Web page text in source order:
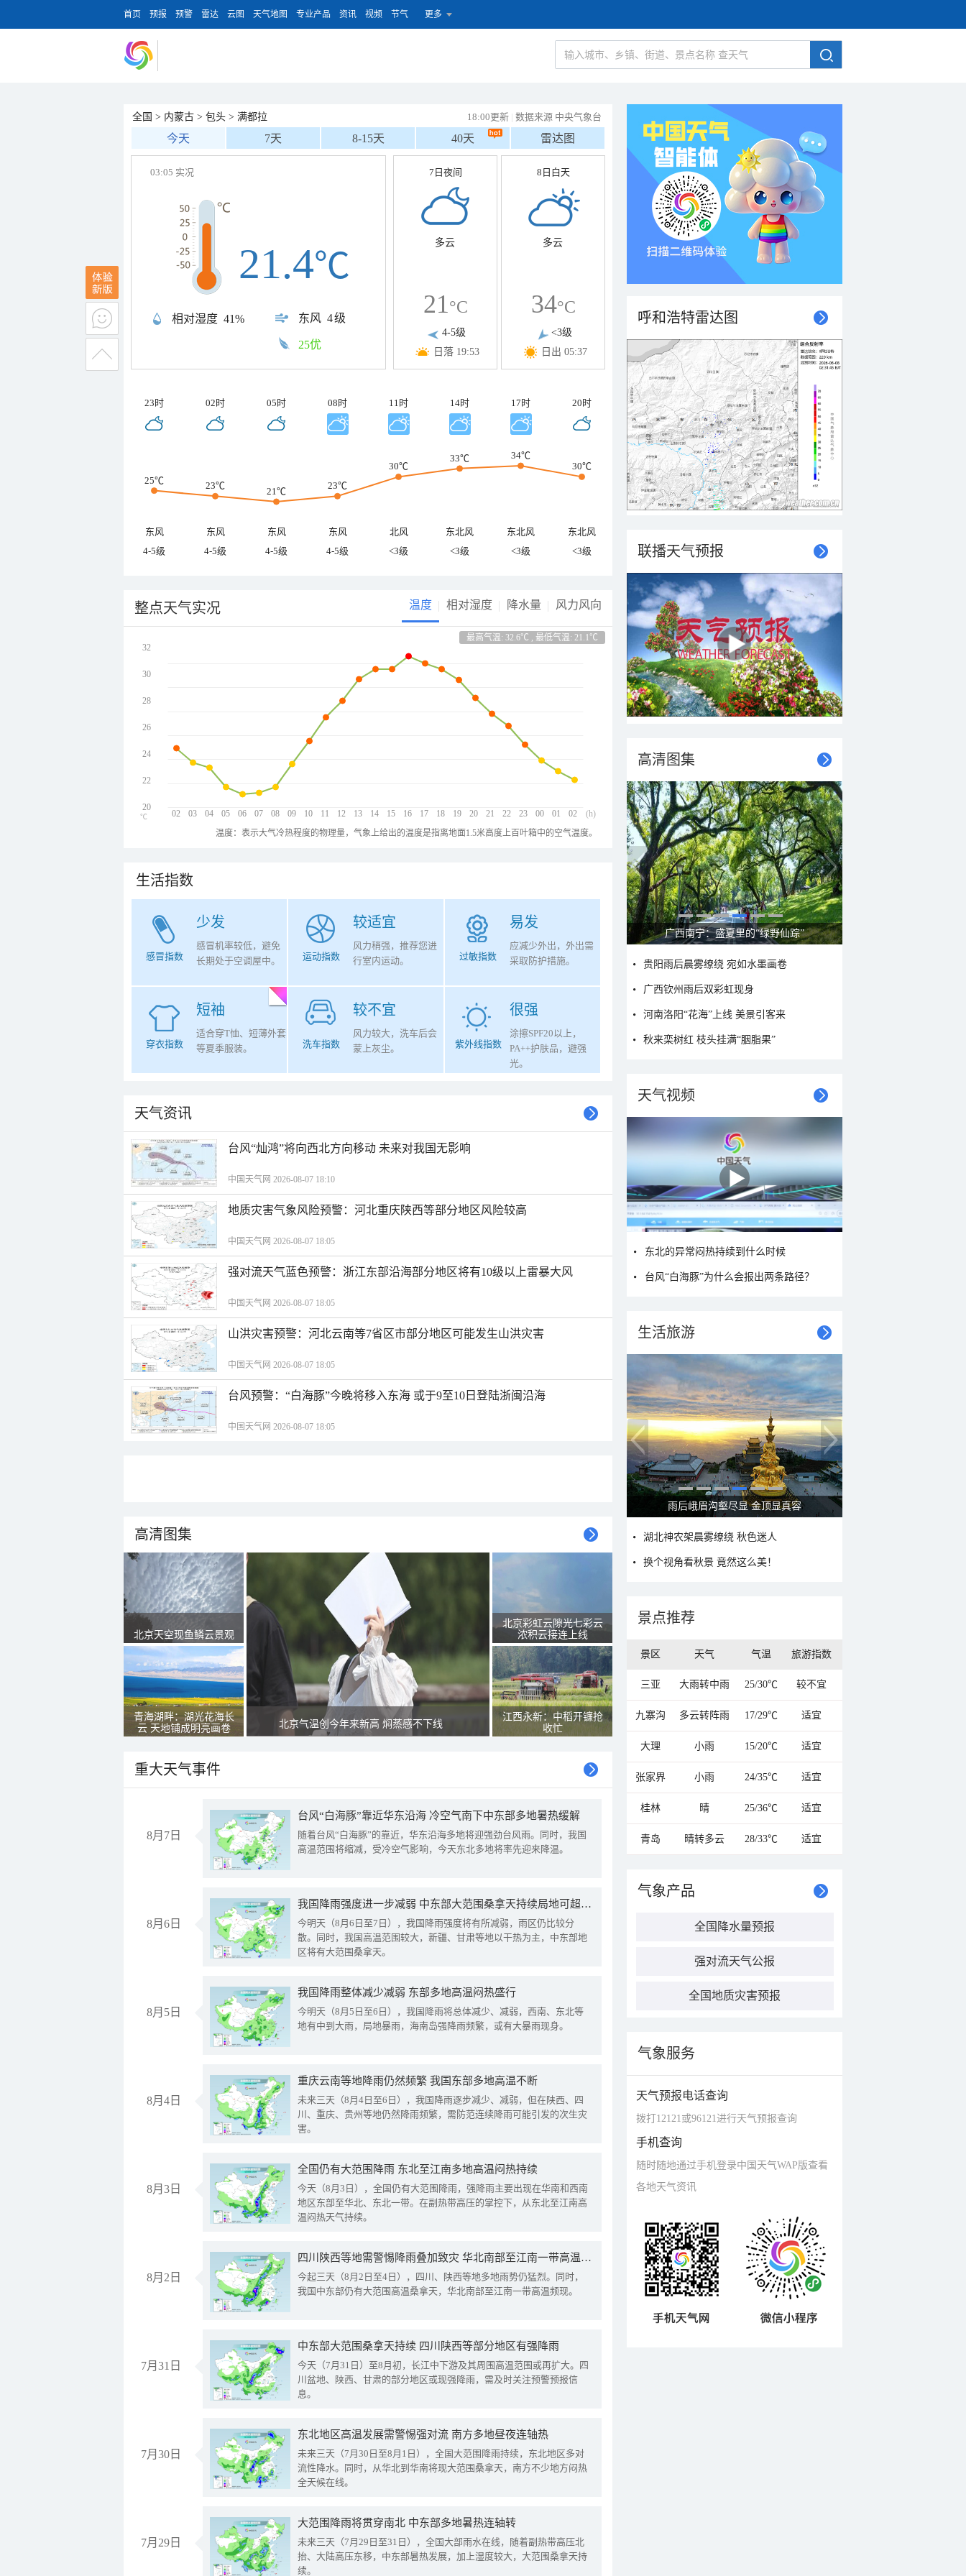
首页 预报 预警 雷达 云图 天气地图 专业产品 资讯 视频 节气 更多
全国 > 内蒙古 > 包头 > 满都拉 18:00更新 | 数据来源 中央气象台
今天 7天 8-15天 40天 雷达图
03:05 实况
相对湿度 41% 东风 4级
21.4℃
25优
7日夜间
多云
21°C
4-5级
日落 19:53
8日白天
多云
34°C
<3级
日出 05:37
23时 02时 05时 08时 11时 14时 17时 20时
25℃
23℃
21℃
23℃
30℃
33℃
34℃
30℃
东风 东风 东风 东风 北风 东北风 东北风
东北风
4-5级
4-5级 4-5级 4-5级 <3级 <3级 <3级 <3级
整点天气实况 温度 相对湿度 降水量 风力风向
最高气温: 32.6℃ , 最低气温: 21.1℃
02 03 04 05 06 07 08 09 10 11 12 13 14 15 16 17 18 19 20 21 22 23 00 01 02
32
30
28
26
24
22
20
(h)
℃
温度：表示大气冷热程度的物理量，气象上给出的温度是指离地面1.5米高度上百叶箱中的空气温度。
生活指数
少发
感冒指数
感冒机率较低，避免
长期处于空调屋中。
较适宜
运动指数
风力稍强，推荐您进
行室内运动。
易发
过敏指数
应减少外出，外出需
采取防护措施。
短袖
穿衣指数
适合穿T恤、短薄外套
等夏季服装。
较不宜
洗车指数
风力较大，洗车后会
蒙上灰尘。
很强
紫外线指数
涂擦SPF20以上，
PA++护肤品，避强
光。
天气资讯
台风“灿鸿”将向西北方向移动 未来对我国无影响
中国天气网 2026-08-07 18:10
地质灾害气象风险预警：河北重庆陕西等部分地区风险较高
中国天气网 2026-08-07 18:05
强对流天气蓝色预警：浙江东部沿海部分地区将有10级以上雷暴大风
中国天气网 2026-08-07 18:05
山洪灾害预警：河北云南等7省区市部分地区可能发生山洪灾害
中国天气网 2026-08-07 18:05
台风预警：“白海豚”今晚将移入东海 或于9至10日登陆浙闽沿海
中国天气网 2026-08-07 18:05
高清图集
北京天空现鱼鳞云景观
青海湖畔：湖光花海长
云 天地铺成明亮画卷
北京气温创今年来新高 焖蒸感不下线
北京彩虹云隙光七彩云
浓积云接连上线
江西永新：中稻开镰抢
收忙
重大天气事件
8月7日
台风“白海豚”靠近华东沿海 冷空气南下中东部多地暑热缓解
随着台风“白海豚”的靠近，华东沿海多地将迎强劲台风雨。同时，我国
高温范围将缩减，受冷空气影响，今天东北多地将率先迎来降温。
8月6日
我国降雨强度进一步减弱 中东部大范围桑拿天持续局地可超38℃
今明天（8月6日至7日），我国降雨强度将有所减弱，雨区仍比较分
散。同时，我国高温范围较大，新疆、甘肃等地以干热为主，中东部地
区将有大范围桑拿天。
8月5日
我国降雨整体减少减弱 东部多地高温闷热盛行
今明天（8月5日至6日），我国降雨将总体减少、减弱，西南、东北等
地有中到大雨，局地暴雨，海南岛强降雨频繁，或有大暴雨现身。
8月4日
重庆云南等地降雨仍然频繁 我国东部多地高温不断
未来三天（8月4日至6日），我国降雨逐步减少、减弱，但在陕西、四
川、重庆、贵州等地仍然降雨频繁，需防范连续降雨可能引发的次生灾
害。
8月3日
全国仍有大范围降雨 东北至江南多地高温闷热持续
今天（8月3日），全国仍有大范围降雨，强降雨主要出现在华南和西南
地区东部至华北、东北一带。在副热带高压的掌控下，从东北至江南高
温闷热天气持续。
8月2日
四川陕西等地需警惕降雨叠加致灾 华北南部至江南一带高温频现
今起三天（8月2日至4日），四川、陕西等地多地雨势仍猛烈。同时，
我国中东部仍有大范围高温桑拿天，华北南部至江南一带高温频现。
7月31日
中东部大范围桑拿天持续 四川陕西等部分地区有强降雨
今天（7月31日）至8月初，长江中下游及其周围高温范围或再扩大。四
川盆地、陕西、甘肃的部分地区或现强降雨，需及时关注预警预报信
息。
7月30日
东北地区高温发展需警惕强对流 南方多地昼夜连轴热
未来三天（7月30日至8月1日），全国大范围降雨持续，东北地区多对
流性降水。同时，从华北到华南将现大范围桑拿天，南方不少地方闷热
全天候在线。
7月29日
大范围降雨将贯穿南北 中东部多地暑热连轴转
未来三天（7月29日至31日），全国大部雨水在线，随着副热带高压北
抬、大陆高压东移，中东部暑热发展，加上湿度较大，大范围桑拿天持
续。
呼和浩特雷达图
联播天气预报
高清图集
呼伦贝尔草原 藏着最治愈的蓝天白云
贵阳雨后晨雾缭绕 宛如水墨画卷
广西钦州雨后双彩虹现身
河南洛阳“花海”上线 美景引客来
秋来栾树红 枝头挂满“胭脂果”
天气视频
东北的异常闷热持续到什么时候
台风“白海豚”为什么会报出两条路径？
生活旅游
秋意浓 蓝天映衬下的哈尔滨伏尔加庄园
湖北神农架晨雾缭绕 秋色迷人
换个视角看秋景 竟然这么美！
景点推荐
景区 天气 气温 旅游指数
三亚 大雨转中雨 25/30℃ 较不宜
九寨沟 多云转阵雨 17/29℃ 适宜
大理 小雨 15/20℃ 适宜
张家界 小雨 24/35℃ 适宜
桂林 晴 25/36℃ 适宜
青岛 晴转多云 28/33℃ 适宜
气象产品
全国降水量预报
强对流天气公报
全国地质灾害预报
气象服务
天气预报电话查询
拨打12121或96121进行天气预报查询
手机查询
随时随地通过手机登录中国天气WAP版查看
各地天气资讯